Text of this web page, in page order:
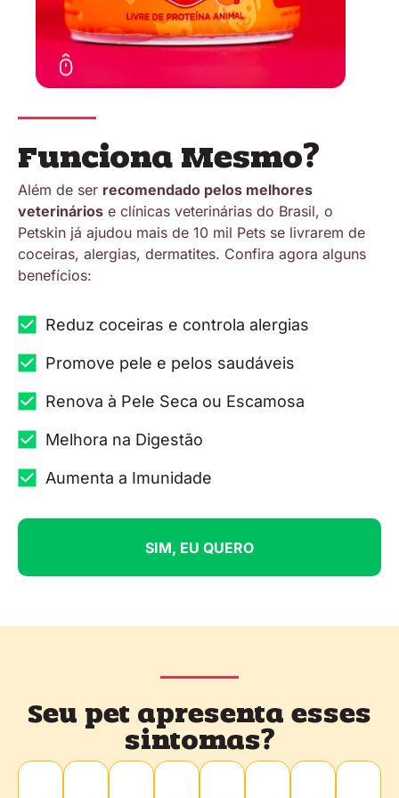
Funciona Mesmo?
Além de ser recomendado pelos melhores
veterinários e clínicas veterinárias do Brasil, o
Petskin já ajudou mais de 10 mil Pets se livrarem de
coceiras, alergias, dermatites. Confira agora alguns
benefícios:
Reduz coceiras e controla alergias
Promove pele e pelos saudáveis
Renova à Pele Seca ou Escamosa
Melhora na Digestão
Aumenta a Imunidade
SIM, EU QUERO
Seu pet apresenta esses
sintomas?